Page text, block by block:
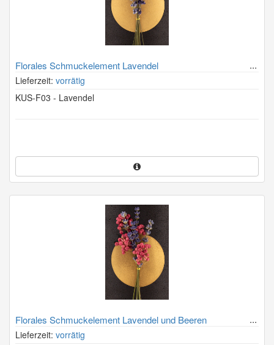
Florales Schmuckelement Lavendel
Lieferzeit: vorrätig
KUS-F03 - Lavendel
Florales Schmuckelement Lavendel und Beeren
Lieferzeit: vorrätig